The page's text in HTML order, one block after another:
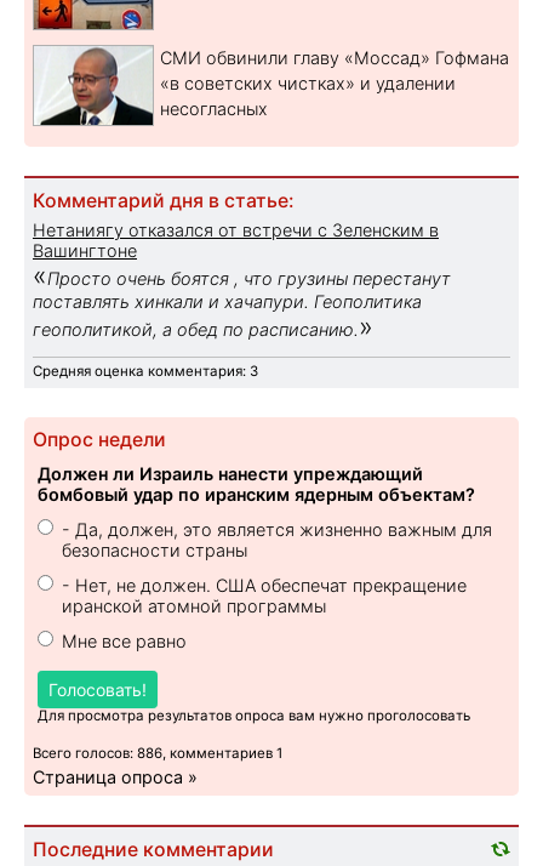
СМИ обвинили главу «Моссад» Гофмана
«в советских чистках» и удалении
несогласных
Комментарий дня в статье:
Нетаниягу отказался от встречи с Зеленским в
Вашингтоне
«Просто очень боятся , что грузины перестанут
поставлять хинкали и хачапури. Геополитика
геополитикой, а обед по расписанию. »
Средняя оценка комментария: 3
Опрос недели
Должен ли Израиль нанести упреждающий
бомбовый удар по иранским ядерным объектам?
- Да, должен, это является жизненно важным для
безопасности страны
- Нет, не должен. США обеспечат прекращение
иранской атомной программы
Мне все равно
Голосовать!
Для просмотра результатов опроса вам нужно проголосовать
Всего голосов: 886, комментариев 1
Страница опроса »
Последние комментарии